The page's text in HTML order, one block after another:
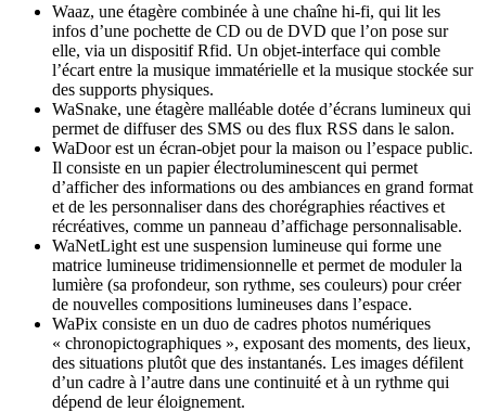
Waaz, une étagère combinée à une chaîne hi-fi, qui lit les
infos d’une pochette de CD ou de DVD que l’on pose sur
elle, via un dispositif Rfid. Un objet-interface qui comble
l’écart entre la musique immatérielle et la musique stockée sur
des supports physiques.
WaSnake, une étagère malléable dotée d’écrans lumineux qui
permet de diffuser des SMS ou des flux RSS dans le salon.
WaDoor est un écran-objet pour la maison ou l’espace public.
Il consiste en un papier électroluminescent qui permet
d’afficher des informations ou des ambiances en grand format
et de les personnaliser dans des chorégraphies réactives et
récréatives, comme un panneau d’affichage personnalisable.
WaNetLight est une suspension lumineuse qui forme une
matrice lumineuse tridimensionnelle et permet de moduler la
lumière (sa profondeur, son rythme, ses couleurs) pour créer
de nouvelles compositions lumineuses dans l’espace.
WaPix consiste en un duo de cadres photos numériques
« chronopictographiques », exposant des moments, des lieux,
des situations plutôt que des instantanés. Les images défilent
d’un cadre à l’autre dans une continuité et à un rythme qui
dépend de leur éloignement.